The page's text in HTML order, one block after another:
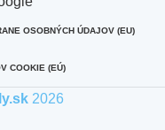
OSOBNÝCH ÚDAJOV (EU)
COOKIE (EÚ)
2026